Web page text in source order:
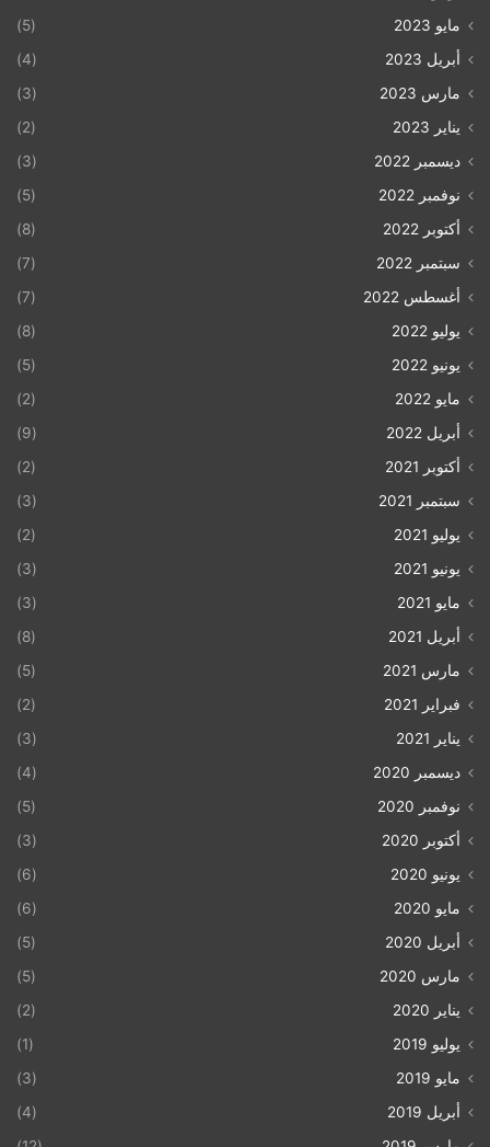
مايو 2023
(5)
أبريل 2023
(4)
مارس 2023
(3)
يناير 2023
(2)
ديسمبر 2022
(3)
نوفمبر 2022
(5)
أكتوبر 2022
(8)
سبتمبر 2022
(7)
أغسطس 2022
(7)
يوليو 2022
(8)
يونيو 2022
(5)
مايو 2022
(2)
أبريل 2022
(9)
أكتوبر 2021
(2)
سبتمبر 2021
(3)
يوليو 2021
(2)
يونيو 2021
(3)
مايو 2021
(3)
أبريل 2021
(8)
مارس 2021
(5)
فبراير 2021
(2)
يناير 2021
(3)
ديسمبر 2020
(4)
نوفمبر 2020
(5)
أكتوبر 2020
(3)
يونيو 2020
(6)
مايو 2020
(6)
أبريل 2020
(5)
مارس 2020
(5)
يناير 2020
(2)
يوليو 2019
(1)
مايو 2019
(3)
أبريل 2019
(4)